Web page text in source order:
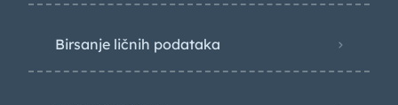
Birsanje ličnih podataka